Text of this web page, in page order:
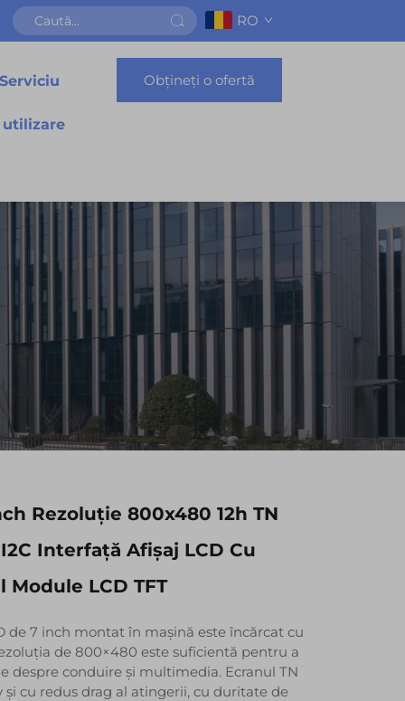
RO
Serviciu
utilizare
Obțineți o ofertă
Rezoluție 800x480 12h TN
Interfață Afișaj LCD Cu
Module LCD TFT
de 7 inch montat în mașină este încărcat cu
de 800×480 este suficientă pentru a
despre conduire și multimedia. Ecranul TN
și cu redus drag al atingerii, cu duritate de